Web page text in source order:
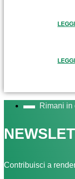
LEGGI
LEGGI
Rimani in
Contribuisci a